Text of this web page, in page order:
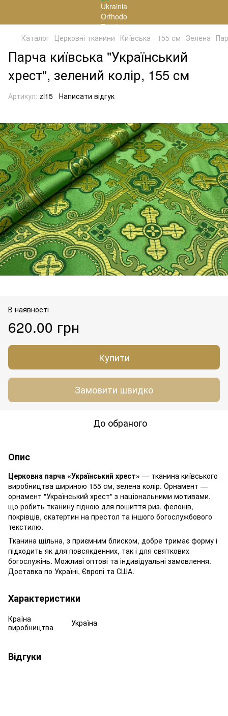
Каталог Церковні тканини Київська - 155 см Зелена
Парча київська "Український
хрест", зелений колір, 155 см
Артикул: zl15 Написати відгук
В наявності
620.00 грн
Купити
Замовити швидко
До обраного
Опис
Церковна парча «Український хрест» — тканина київського
виробництва шириною 155 см, зелена колір. Орнамент —
орнамент "Український хрест" з національними мотивами,
що робить тканину гідною для пошиття риз, фелонів,
покрівців, скатертин на престол та іншого богослужбового
текстилю.
Тканина щільна, з приємним блиском, добре тримає форму і
підходить як для повсякденних, так і для святкових
богослужінь. Можливі оптові та індивідуальні замовлення.
Доставка по Україні, Європі та США.
Характеристики
Країна
виробництва
Україна
Відгуки